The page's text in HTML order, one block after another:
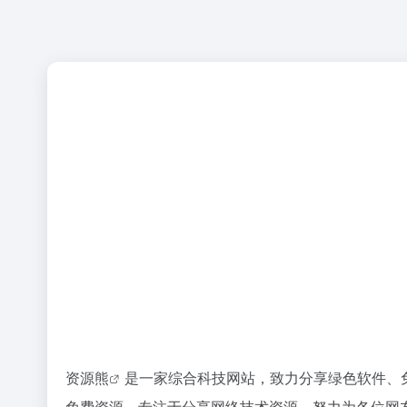
资源熊
是一家综合科技网站，致力分享绿色软件